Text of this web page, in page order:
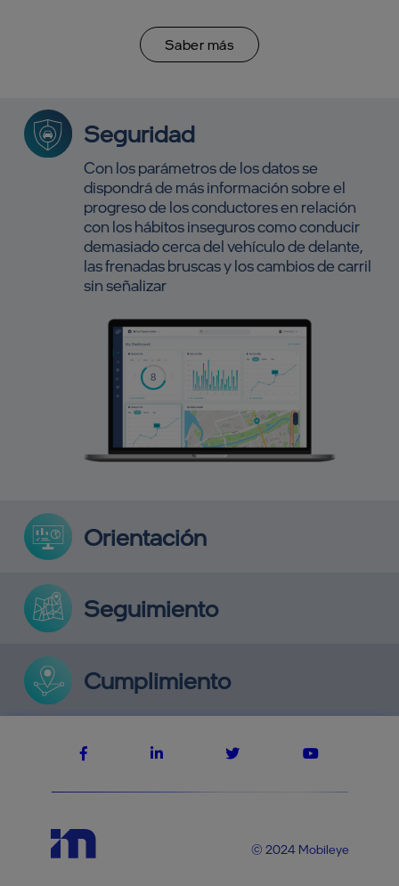
Saber más
Seguridad
Con los parámetros de los datos se
dispondrá de más información sobre el
progreso de los conductores en relación
con los hábitos inseguros como conducir
demasiado cerca del vehículo de delante,
las frenadas bruscas y los cambios de carril
sin señalizar
Orientación
Seguimiento
Cumplimiento
© 2024 Mobileye